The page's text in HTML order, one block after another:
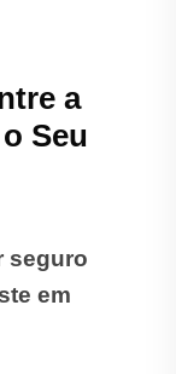
a
Seu
seguro
em